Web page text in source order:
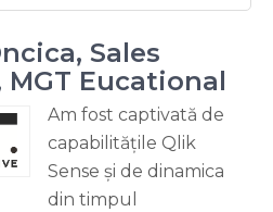
Sales
MGT Eucational
Am fost captivată de
capabilitățile Qlik
Sense și de dinamica
din timpul